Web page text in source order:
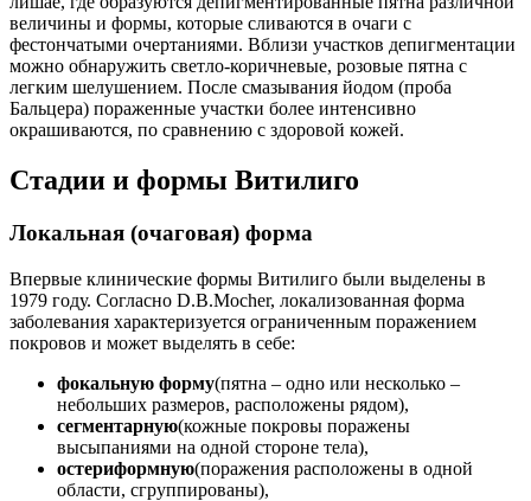
величины и формы, которые сливаются в очаги с
фестончатыми очертаниями. Вблизи участков депигментации
можно обнаружить светло-коричневые, розовые пятна с
легким шелушением. После смазывания йодом (проба
Бальцера) пораженные участки более интенсивно
окрашиваются, по сравнению с здоровой кожей.
Стадии и формы Витилиго
Локальная (очаговая) форма
Впервые клинические формы Витилиго были выделены в
1979 году. Согласно D.B.Mocher, локализованная форма
заболевания характеризуется ограниченным поражением
покровов и может выделять в себе:
фокальную форму(пятна – одно или несколько –
небольших размеров, расположены рядом),
сегментарную(кожные покровы поражены
высыпаниями на одной стороне тела),
остериформную(поражения расположены в одной
области, сгруппированы),